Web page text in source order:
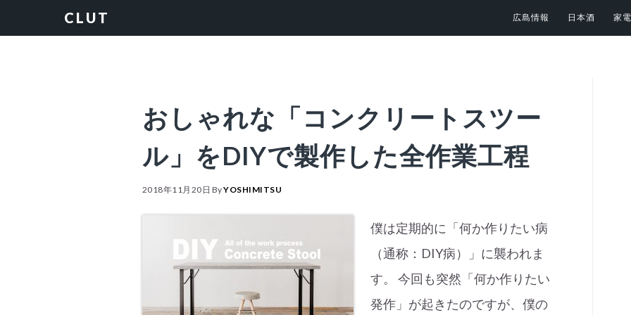
to
to
to
to
CLUT 広島情報 日本酒 家電
おしゃれな「コンクリートスツー
ル」をDIYで製作した全作業工程
2018年11月20日 ByYOSHIMITSU
僕は定期的に「何か作りたい病
（通称：DIY病）」に襲われま
す。 今回も突然「何か作りたい
発作」が起きたのですが、僕の